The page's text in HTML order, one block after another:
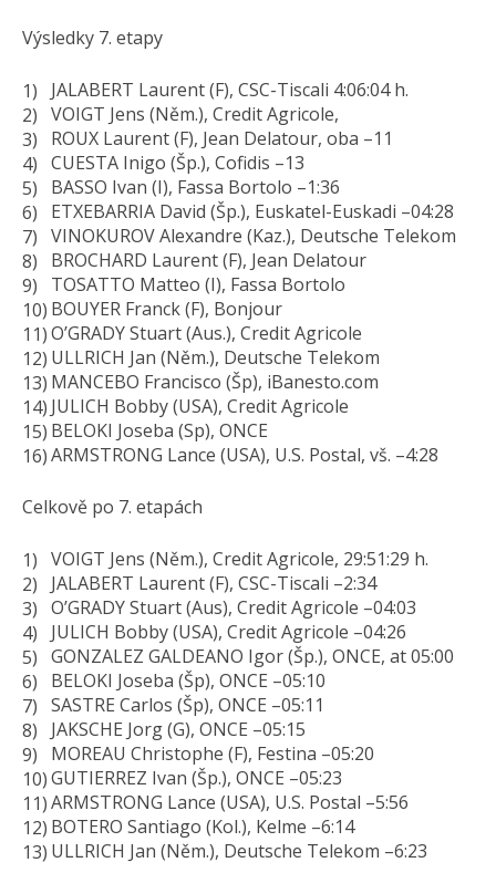
Výsledky 7. etapy
JALABERT Laurent (F), CSC-Tiscali 4:06:04 h.
VOIGT Jens (Něm.), Credit Agricole,
ROUX Laurent (F), Jean Delatour, oba –11
CUESTA Inigo (Šp.), Cofidis –13
BASSO Ivan (I), Fassa Bortolo –1:36
ETXEBARRIA David (Šp.), Euskatel-Euskadi –04:28
VINOKUROV Alexandre (Kaz.), Deutsche Telekom
BROCHARD Laurent (F), Jean Delatour
TOSATTO Matteo (I), Fassa Bortolo
BOUYER Franck (F), Bonjour
O’GRADY Stuart (Aus.), Credit Agricole
ULLRICH Jan (Něm.), Deutsche Telekom
MANCEBO Francisco (Šp), iBanesto.com
JULICH Bobby (USA), Credit Agricole
BELOKI Joseba (Sp), ONCE
ARMSTRONG Lance (USA), U.S. Postal, vš. –4:28
Celkově po 7. etapách
VOIGT Jens (Něm.), Credit Agricole, 29:51:29 h.
JALABERT Laurent (F), CSC-Tiscali –2:34
O’GRADY Stuart (Aus), Credit Agricole –04:03
JULICH Bobby (USA), Credit Agricole –04:26
GONZALEZ GALDEANO Igor (Šp.), ONCE, at 05:00
BELOKI Joseba (Šp), ONCE –05:10
SASTRE Carlos (Šp), ONCE –05:11
JAKSCHE Jorg (G), ONCE –05:15
MOREAU Christophe (F), Festina –05:20
GUTIERREZ Ivan (Šp.), ONCE –05:23
ARMSTRONG Lance (USA), U.S. Postal –5:56
BOTERO Santiago (Kol.), Kelme –6:14
ULLRICH Jan (Něm.), Deutsche Telekom –6:23